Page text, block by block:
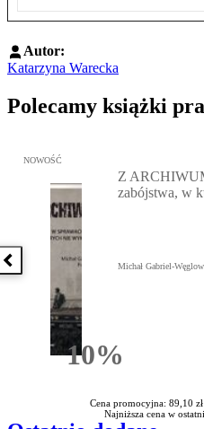
Autor:
Katarzyna Warecka
Polecamy książki
Poprzednia książka
Przejdź do: Z ARCHIWUM X.
NOWOŚĆ
10%Rabatu
Z
zabójstwa, w
Michał Gabriel-
Cena promocyjna: 89,10
Najniższa cena w